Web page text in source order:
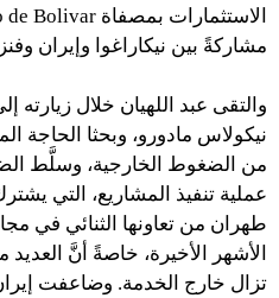
مشاركةً بين نيكاراغوا وإيران
والتقى عبد اللهيان خلال زيارته
نيكولاس مادورو، وبحثا الحاجة
من الضغوط الخارجية، وسلَّط
عملية تنفيذ المشاريع، التي
طهران من تعاونها الثنائي في
الأشهر الأخيرة، خاصةً أنَّ العديد
تزال خارج الخدمة. وضاعفت